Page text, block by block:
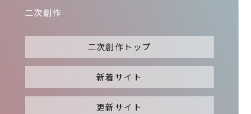
二次創作
二次創作トップ
新着サイト
更新サイト